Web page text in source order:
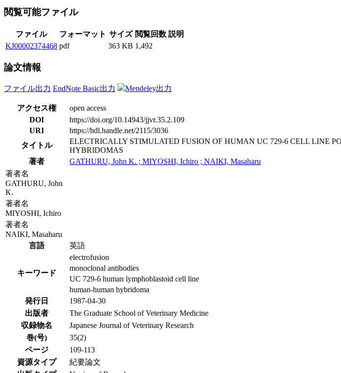
閲覧可能ファイル
ファイル フォーマット サイズ 閲覧回数 説明
KJ00002374468 pdf 363 KB 1,492
論文情報
ファイル出力 EndNote Basic出力 Mendeley出力
アクセス権
open access
DOI
https://doi.org/10.14943/jjvr.35.2.109
URI
https://hdl.handle.net/2115/3036
タイトル
ELECTRICALLY STIMULATED FUSION OF HUMAN UC 729-6 CELL LINE
HYBRIDOMAS
著者
GATHURU, John K. ; MIYOSHI, Ichiro ; NAIKI, Masaharu
著者名
GATHURU, John
K.
著者名
MIYOSHI, Ichiro
著者名
NAIKI, Masaharu
言語
英語
キーワード
electrofusion
monoclonal antibodies
UC 729-6 human lymphoblastoid cell line
human-human hybridoma
発行日
1987-04-30
出版者
The Graduate School of Veterinary Medicine
収録物名
Japanese Journal of Veterinary Research
巻(号)
35(2)
ページ
109-113
資源タイプ
紀要論文